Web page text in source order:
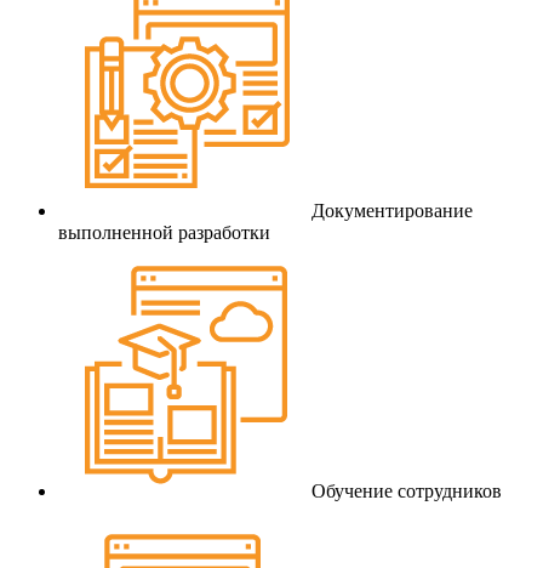
Документирование
выполненной разработки
Обучение сотрудников